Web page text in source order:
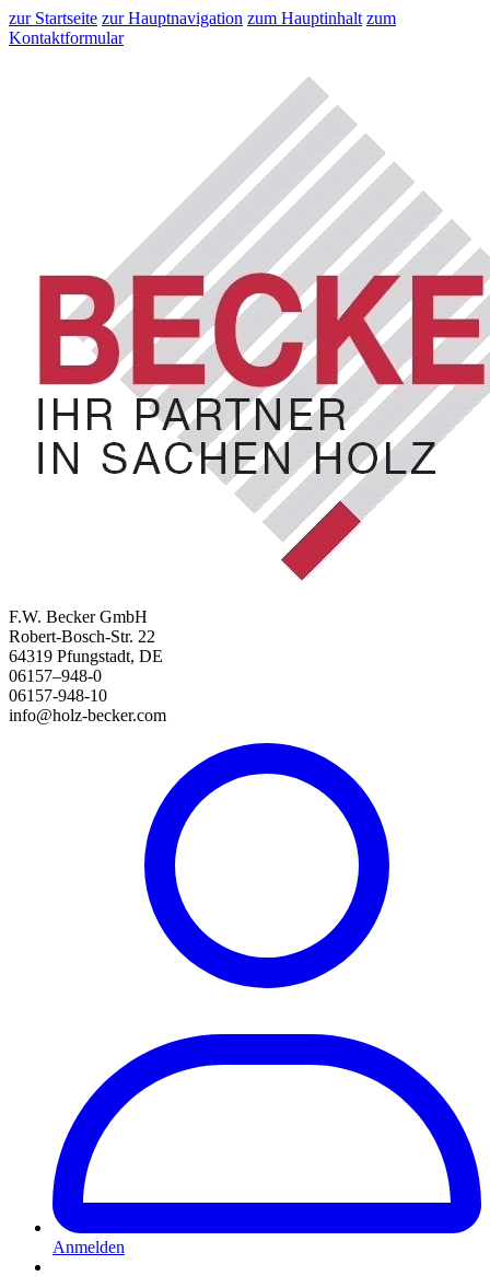
zur Startseite zur Hauptnavigation zum Hauptinhalt zum
Kontaktformular
F.W. Becker GmbH
Robert-Bosch-Str. 22
64319 Pfungstadt, DE
06157–948-0
06157-948-10
info@holz-becker.com
Anmelden